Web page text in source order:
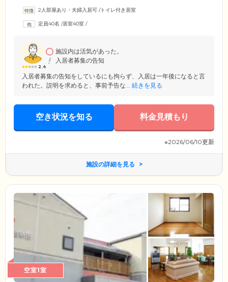
介護の認定を受けている方です。40室あるお部屋は全室個室。広々とし
明を完備。さらに緊急用の呼び出しボタンもついており、プライバシー
2人部屋あり・夫婦入居可 /トイレ付き居室
定員40名 /居室40室 /
2.4
施設内は活気があった。
入居者募集の告知
入居者募集の告知をしているにも拘らず、入居は一年後になると言
われた。説明を求めると、事前予告な... 続きを見る
空き状況を知る 料金見積もり
※2026/06/10更新
施設の詳細を見る
空室1室